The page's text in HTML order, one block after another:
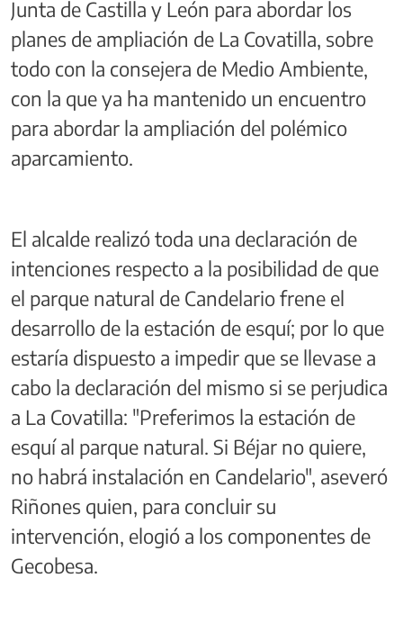
Junta de Castilla y León para abordar los
planes de ampliación de La Covatilla, sobre
todo con la consejera de Medio Ambiente,
con la que ya ha mantenido un encuentro
para abordar la ampliación del polémico
aparcamiento.
El alcalde realizó toda una declaración de
intenciones respecto a la posibilidad de que
el parque natural de Candelario frene el
desarrollo de la estación de esquí; por lo que
estaría dispuesto a impedir que se llevase a
cabo la declaración del mismo si se perjudica
a La Covatilla: "Preferimos la estación de
esquí al parque natural. Si Béjar no quiere,
no habrá instalación en Candelario", aseveró
Riñones quien, para concluir su
intervención, elogió a los componentes de
Gecobesa.